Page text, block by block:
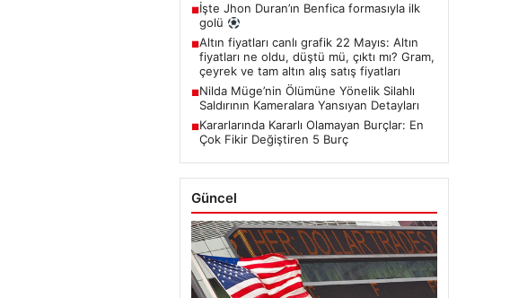
■İşte Jhon Duran’ın Benfica formasıyla ilk
golü
■Altın fiyatları canlı grafik 22 Mayıs: Altın
fiyatları ne oldu, düştü mü, çıktı mı? Gram,
çeyrek ve tam altın alış satış fiyatları
■Nilda Müge’nin Ölümüne Yönelik Silahlı
Saldırının Kameralara Yansıyan Detayları
■Kararlarında Kararlı Olamayan Burçlar: En
Çok Fikir Değiştiren 5 Burç
Güncel